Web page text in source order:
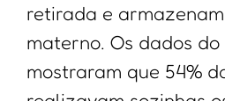
retirada e
materno. Os dados
mostraram que 54%